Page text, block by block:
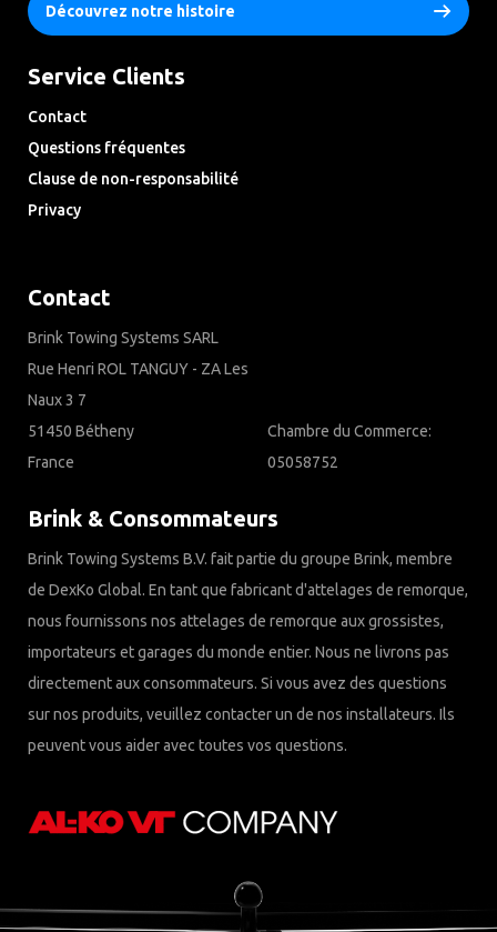
Découvrez notre histoire
Service Clients
Contact
Questions fréquentes
Clause de non-responsabilité
Privacy
Contact
Brink Towing Systems SARL
Rue Henri ROL TANGUY - ZA Les
Naux 3 7
51450 Bétheny
France
Chambre du Commerce:
05058752
Brink & Consommateurs
Brink Towing Systems B.V. fait partie du groupe Brink, membre
de DexKo Global. En tant que fabricant d'attelages de remorque,
nous fournissons nos attelages de remorque aux grossistes,
importateurs et garages du monde entier. Nous ne livrons pas
directement aux consommateurs. Si vous avez des questions
sur nos produits, veuillez contacter un de nos installateurs. Ils
peuvent vous aider avec toutes vos questions.